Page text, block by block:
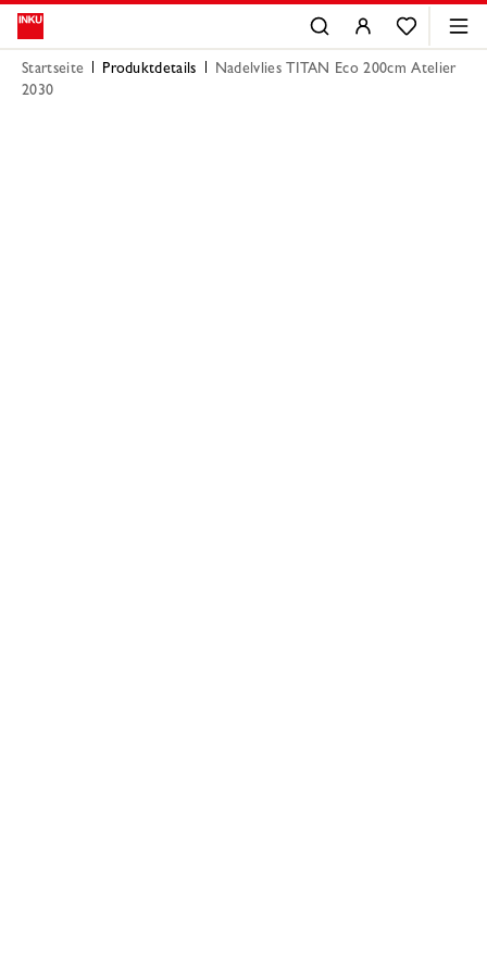
Startseite Produktdetails
Nadelvlies TITAN Eco 200cm Atelier
2030